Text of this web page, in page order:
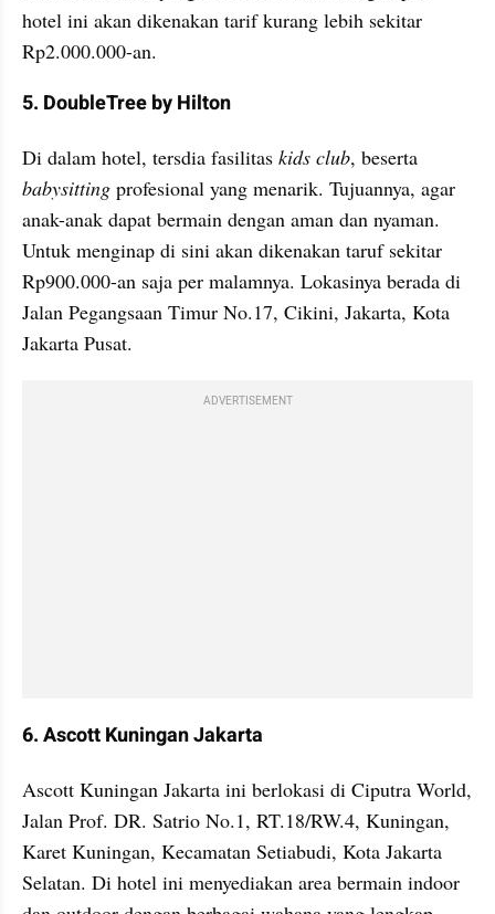
hotel ini akan dikenakan tarif kurang lebih sekitar
Rp2.000.000-an.
5. DoubleTree by Hilton
Di dalam hotel, tersdia fasilitas kids club
babysitting profesional yang menarik. Tujuannya, agar
anak-anak dapat bermain dengan aman dan nyaman.
Untuk menginap di sini akan dikenakan taruf sekitar
Rp900.000-an saja per malamnya. Lokasinya berada di
Jalan Pegangsaan Timur No.17, Cikini, Jakarta, Kota
Jakarta Pusat.
ADVERTISEMENT
6. Ascott Kuningan Jakarta
Ascott Kuningan Jakarta ini berlokasi di Ciputra World,
Jalan Prof. DR. Satrio No.1, RT.18/RW.4, Kuningan,
Karet Kuningan, Kecamatan Setiabudi, Kota Jakarta
Selatan. Di hotel ini menyediakan area bermain indoor